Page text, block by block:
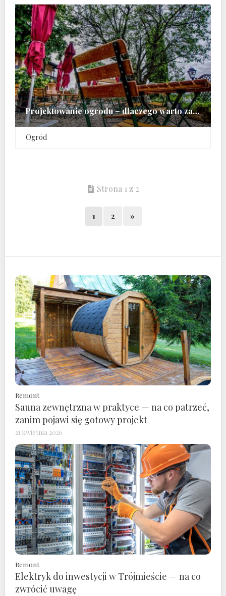
Projektowanie ogrodu – dlaczego warto zatrudnić do tego specjalistę
Ogród
Strona 1 z 2
1 2 »
Remont
Sauna zewnętrzna w praktyce — na co patrzeć,
zanim pojawi się gotowy projekt
21 kwietnia 2026
Remont
Elektryk do inwestycji w Trójmieście — na co
zwrócić uwagę